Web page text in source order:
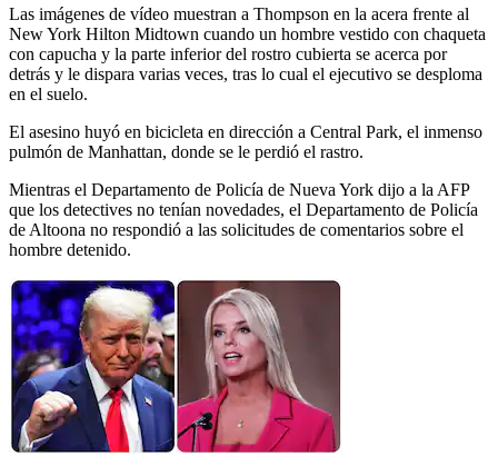
Las imágenes de vídeo muestran a Thompson en la acera frente al
New York Hilton Midtown cuando un hombre vestido con chaqueta
con capucha y la parte inferior del rostro cubierta se acerca por
detrás y le dispara varias veces, tras lo cual el ejecutivo se desploma
en el suelo.
El asesino huyó en bicicleta en dirección a Central Park, el inmenso
pulmón de Manhattan, donde se le perdió el rastro.
Mientras el Departamento de Policía de Nueva York dijo a la AFP
que los detectives no tenían novedades, el Departamento de Policía
de Altoona no respondió a las solicitudes de comentarios sobre el
hombre detenido.